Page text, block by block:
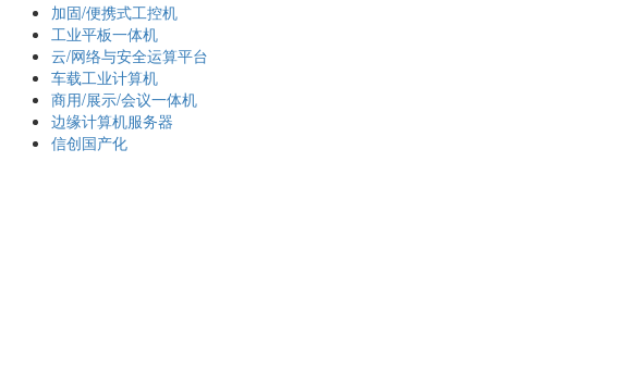
加固/便携式工控机
工业平板一体机
云/网络与安全运算平台
车载工业计算机
商用/展示/会议一体机
边缘计算机服务器
信创国产化